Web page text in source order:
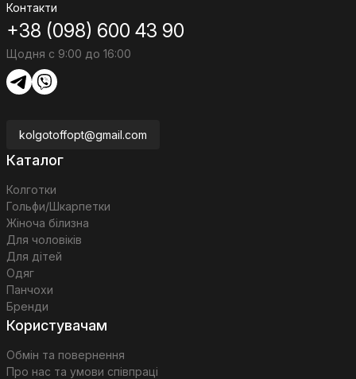
Контакти
+38 (098) 600 43 90
Щодня с 9:00 до 16:00
kolgotoffopt@gmail.com
Каталог
Колготки
Гольфи/Шкарпетки
Жіноча білизна
Для чоловіків
Для дітей
Одяг
Панчохи
Бренди
Користувачам
Обмін та повернення
Про нас та умови співпраці